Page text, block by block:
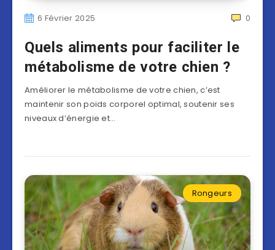
6 Février 2025 0
Quels aliments pour faciliter le
métabolisme de votre chien ?
Améliorer le métabolisme de votre chien, c’est
maintenir son poids corporel optimal, soutenir ses
niveaux d’énergie et…
Rongeurs